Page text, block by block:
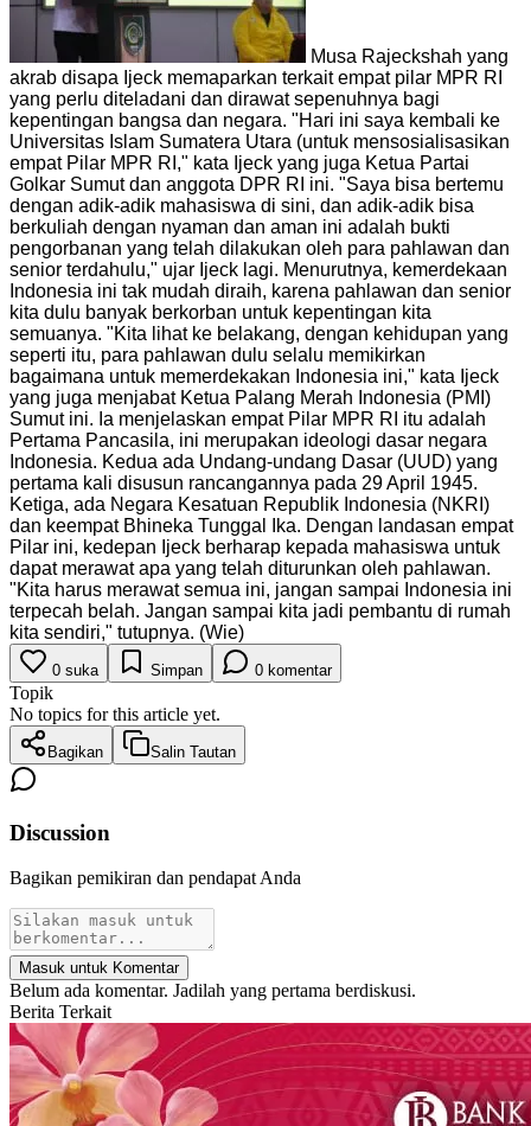
Musa Rajeckshah yang
akrab disapa Ijeck memaparkan terkait empat pilar MPR RI
yang perlu diteladani dan dirawat sepenuhnya bagi
kepentingan bangsa dan negara. "Hari ini saya kembali ke
Universitas Islam Sumatera Utara (untuk mensosialisasikan
empat Pilar MPR RI," kata Ijeck yang juga Ketua Partai
Golkar Sumut dan anggota DPR RI ini. "Saya bisa bertemu
dengan adik-adik mahasiswa di sini, dan adik-adik bisa
berkuliah dengan nyaman dan aman ini adalah bukti
pengorbanan yang telah dilakukan oleh para pahlawan dan
senior terdahulu," ujar Ijeck lagi. Menurutnya, kemerdekaan
Indonesia ini tak mudah diraih, karena pahlawan dan senior
kita dulu banyak berkorban untuk kepentingan kita
semuanya. "Kita lihat ke belakang, dengan kehidupan yang
seperti itu, para pahlawan dulu selalu memikirkan
bagaimana untuk memerdekakan Indonesia ini," kata Ijeck
yang juga menjabat Ketua Palang Merah Indonesia (PMI)
Sumut ini. Ia menjelaskan empat Pilar MPR RI itu adalah
Pertama Pancasila, ini merupakan ideologi dasar negara
Indonesia. Kedua ada Undang-undang Dasar (UUD) yang
pertama kali disusun rancangannya pada 29 April 1945.
Ketiga, ada Negara Kesatuan Republik Indonesia (NKRI)
dan keempat Bhineka Tunggal Ika. Dengan landasan empat
Pilar ini, kedepan Ijeck berharap kepada mahasiswa untuk
dapat merawat apa yang telah diturunkan oleh pahlawan.
"Kita harus merawat semua ini, jangan sampai Indonesia ini
terpecah belah. Jangan sampai kita jadi pembantu di rumah
kita sendiri," tutupnya. (Wie)
0 suka Simpan 0 komentar
Topik
No topics for this article yet.
Bagikan Salin Tautan
Discussion
Bagikan pemikiran dan pendapat Anda
Masuk untuk Komentar
Belum ada komentar. Jadilah yang pertama berdiskusi.
Berita Terkait